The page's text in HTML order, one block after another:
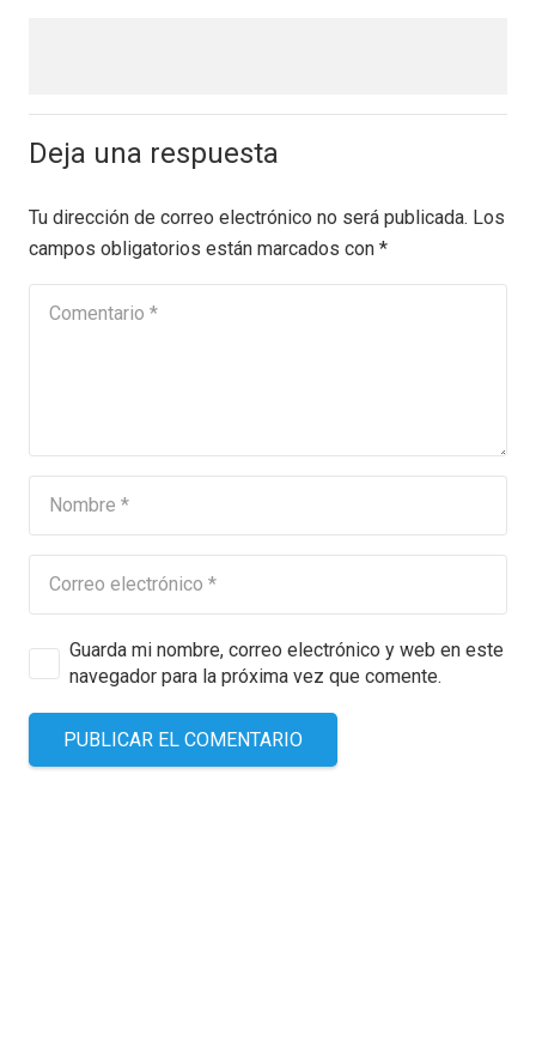
Deja una respuesta
Tu dirección de correo electrónico no será publicada. Los
campos obligatorios están marcados con *
Guarda mi nombre, correo electrónico y web en este
navegador para la próxima vez que comente.
PUBLICAR EL COMENTARIO